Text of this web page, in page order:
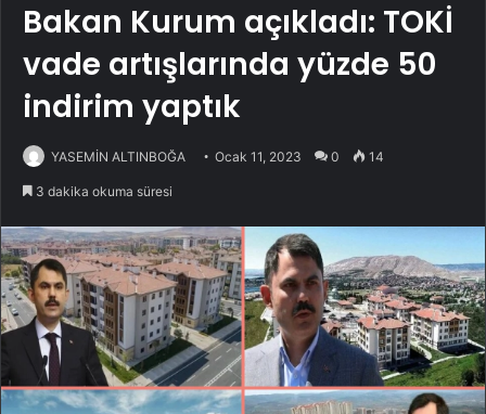
Bakan Kurum açıkladı: TOKİ
vade artışlarında yüzde 50
indirim yaptık
YASEMİN ALTINBOĞA Ocak 11, 2023 0 14
3 dakika okuma süresi